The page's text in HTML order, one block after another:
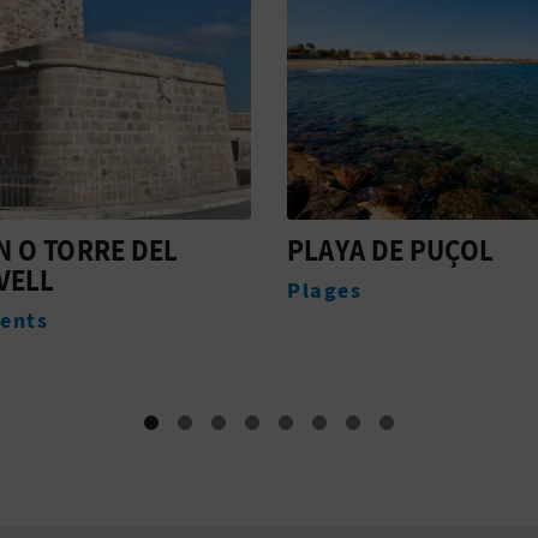
PUÇOL TOURIST INFO PUÇOL
Offices de tourisme